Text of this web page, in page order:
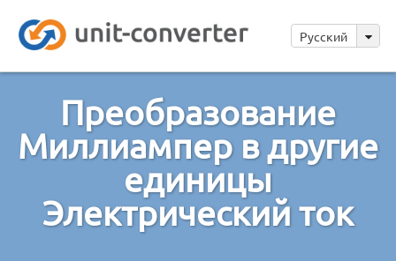
Русский
Преобразование
Миллиампер в другие
единицы
Электрический ток